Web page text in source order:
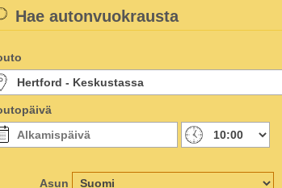
Hae autonvuokrausta
Asun